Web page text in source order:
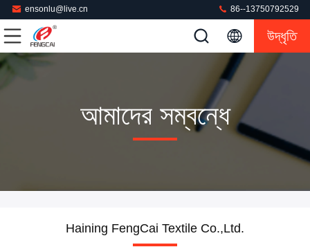
ensonlu@live.cn 86--13750792529
উদ্ধৃতি
আমাদের সম্বন্ধে
Haining FengCai Textile Co.,Ltd.